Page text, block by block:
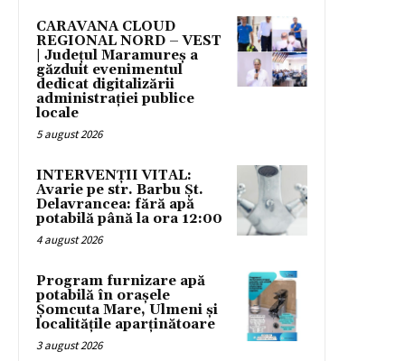
CARAVANA CLOUD
REGIONAL NORD – VEST
| Județul Maramureș a
găzduit evenimentul
dedicat digitalizării
administrației publice
locale
5 august 2026
INTERVENȚII VITAL:
Avarie pe str. Barbu Șt.
Delavrancea: fără apă
potabilă până la ora 12:00
4 august 2026
Program furnizare apă
potabilă în orașele
Șomcuta Mare, Ulmeni și
localitățile aparținătoare
3 august 2026